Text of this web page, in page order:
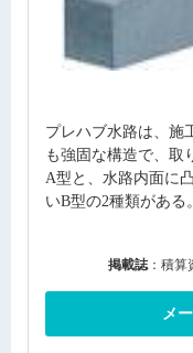
プレハブ水路は、施
も強固な構造で、取
A型と、水路内面に
いB型の2種類がある。
掲載誌：積算
メ